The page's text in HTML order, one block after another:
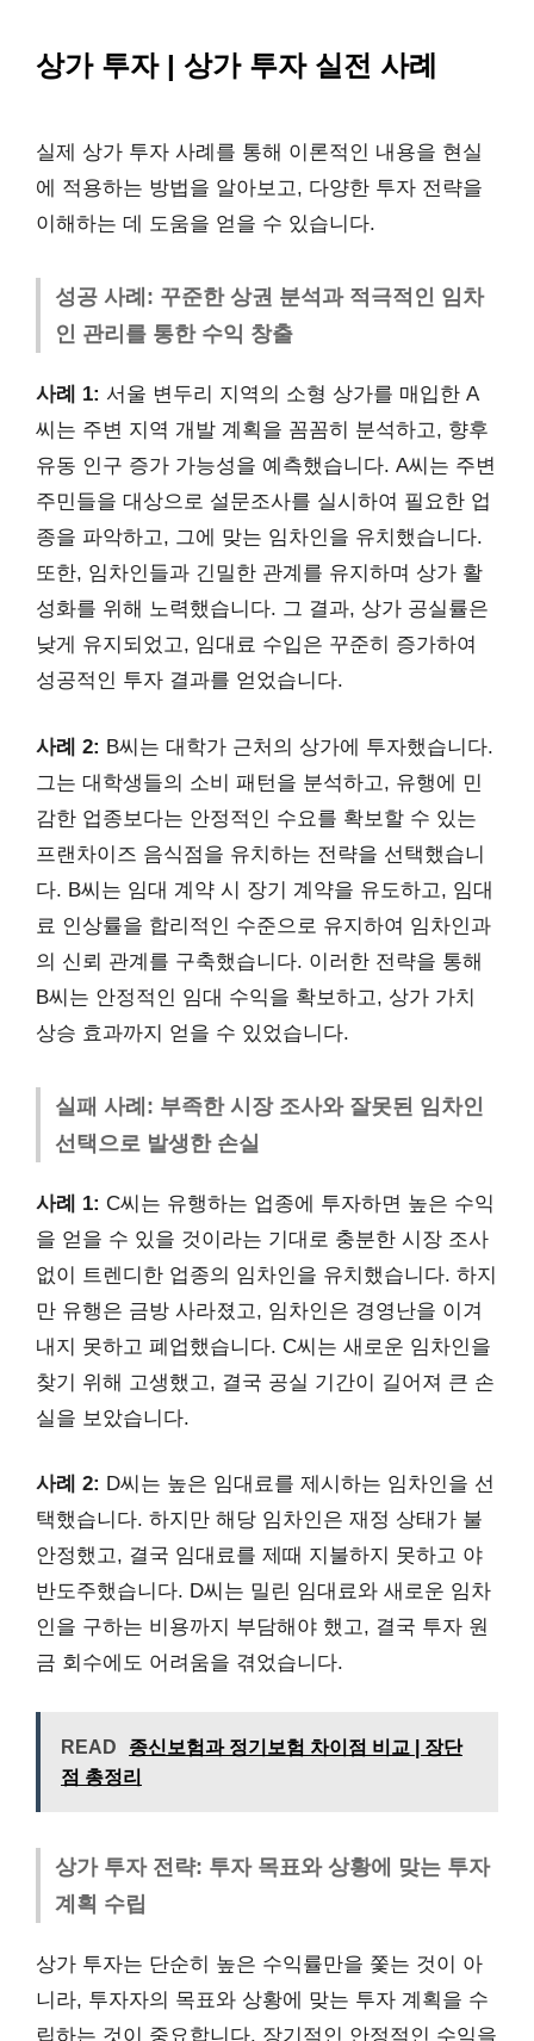
상가 투자 | 상가 투자 실전 사례
실제 상가 투자 사례를 통해 이론적인 내용을 현실
에 적용하는 방법을 알아보고, 다양한 투자 전략을
이해하는 데 도움을 얻을 수 있습니다.
성공 사례: 꾸준한 상권 분석과 적극적인 임차
인 관리를 통한 수익 창출
사례 1: 서울 변두리 지역의 소형 상가를 매입한 A
씨는 주변 지역 개발 계획을 꼼꼼히 분석하고, 향후
유동 인구 증가 가능성을 예측했습니다. A씨는 주변
주민들을 대상으로 설문조사를 실시하여 필요한 업
종을 파악하고, 그에 맞는 임차인을 유치했습니다.
또한, 임차인들과 긴밀한 관계를 유지하며 상가 활
성화를 위해 노력했습니다. 그 결과, 상가 공실률은
낮게 유지되었고, 임대료 수입은 꾸준히 증가하여
성공적인 투자 결과를 얻었습니다.
사례 2: B씨는 대학가 근처의 상가에 투자했습니다.
그는 대학생들의 소비 패턴을 분석하고, 유행에 민
감한 업종보다는 안정적인 수요를 확보할 수 있는
프랜차이즈 음식점을 유치하는 전략을 선택했습니
다. B씨는 임대 계약 시 장기 계약을 유도하고, 임대
료 인상률을 합리적인 수준으로 유지하여 임차인과
의 신뢰 관계를 구축했습니다. 이러한 전략을 통해
B씨는 안정적인 임대 수익을 확보하고, 상가 가치
상승 효과까지 얻을 수 있었습니다.
실패 사례: 부족한 시장 조사와 잘못된 임차인
선택으로 발생한 손실
사례 1: C씨는 유행하는 업종에 투자하면 높은 수익
을 얻을 수 있을 것이라는 기대로 충분한 시장 조사
없이 트렌디한 업종의 임차인을 유치했습니다. 하지
만 유행은 금방 사라졌고, 임차인은 경영난을 이겨
내지 못하고 폐업했습니다. C씨는 새로운 임차인을
찾기 위해 고생했고, 결국 공실 기간이 길어져 큰 손
실을 보았습니다.
사례 2: D씨는 높은 임대료를 제시하는 임차인을 선
택했습니다. 하지만 해당 임차인은 재정 상태가 불
안정했고, 결국 임대료를 제때 지불하지 못하고 야
반도주했습니다. D씨는 밀린 임대료와 새로운 임차
인을 구하는 비용까지 부담해야 했고, 결국 투자 원
금 회수에도 어려움을 겪었습니다.
READ
종신보험과 정기보험 차이점 비교 | 장단
점 총정리
상가 투자 전략: 투자 목표와 상황에 맞는 투자
계획 수립
상가 투자는 단순히 높은 수익률만을 쫓는 것이 아
니라, 투자자의 목표와 상황에 맞는 투자 계획을 수
립하는 것이 중요합니다. 장기적인 안정적인 수익을